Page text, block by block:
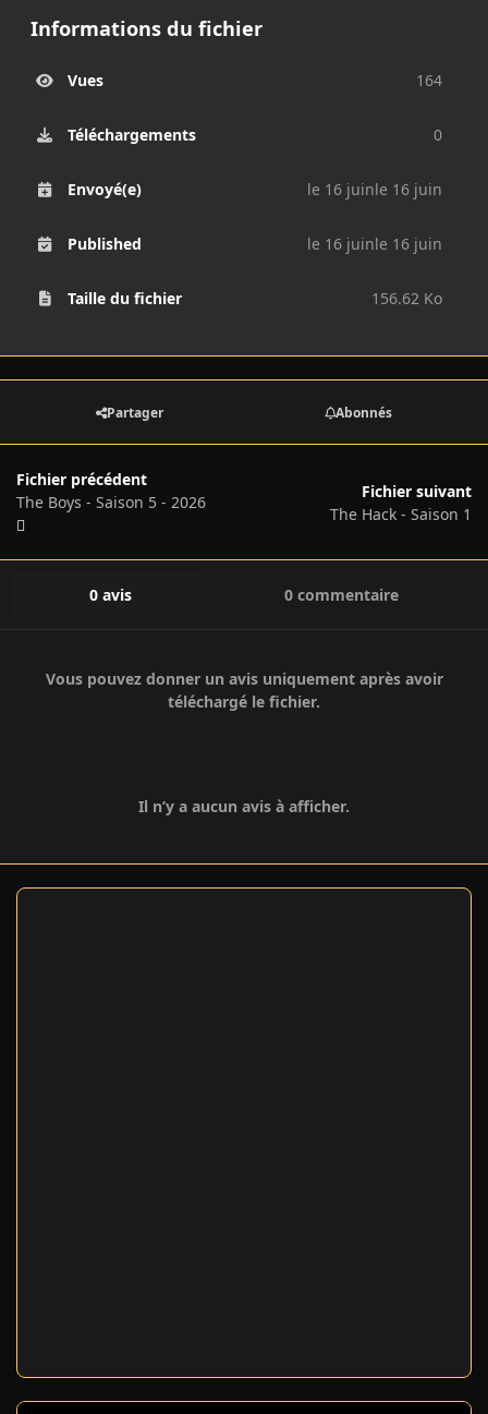
Informations du fichier
Vues 164
Téléchargements 0
Envoyé(e) le 16 juinle 16 juin
Published le 16 juinle 16 juin
Taille du fichier 156.62 Ko
Partager Abonnés
Fichier précédent
The Boys - Saison 5 - 2026
Fichier suivant
The Hack - Saison 1
0 avis 0 commentaire
Vous pouvez donner un avis uniquement après avoir
téléchargé le fichier.
Il n’y a aucun avis à afficher.